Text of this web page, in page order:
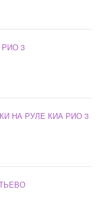
3
НА РУЛЕ КИА РИО 3